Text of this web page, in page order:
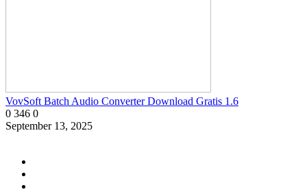
VovSoft Batch Audio Converter Download Gratis 1.6
0 346 0
September 13, 2025